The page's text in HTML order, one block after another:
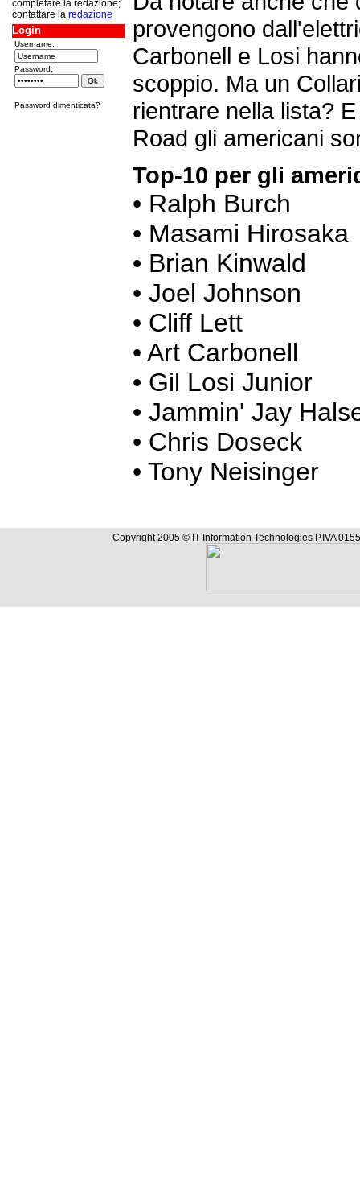
completare la redazione;
contattare la redazione
Login
Username:
Password:
Password dimenticata?
provengono
Carbonell e Losi
scoppio. Ma un
rientrare nella lista?
Road gli americani
Top-10 per gli
• Ralph Burch
• Masami
• Brian
• Joel
• Cliff Lett
• Art
• Gil Losi
• Jammin' Jay
• Chris
• Tony
Copyright 2005 © IT Information Technologies P.IVA